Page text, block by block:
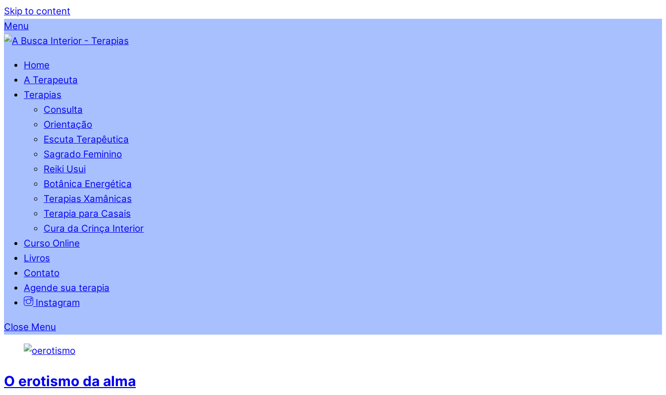
Skip to content
Menu
Home
A Terapeuta
Terapias
Consulta
Orientação
Escuta Terapêutica
Sagrado Feminino
Reiki Usui
Botânica Energética
Terapias Xamânicas
Terapia para Casais
Cura da Crinça Interior
Curso Online
Livros
Contato
Agende sua terapia
Instagram
Close Menu
O erotismo da alma